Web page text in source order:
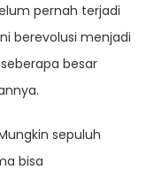
pernah terjadi
berevolusi menjadi
besar
sepuluh
bisa